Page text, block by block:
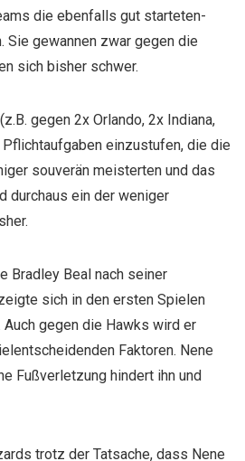
die ebenfalls gut starteten-
Sie gewannen zwar gegen die
sich bisher schwer.
gegen 2x Orlando, 2x Indiana,
einzustufen, die die
souverän meisterten und das
durchaus ein der weniger
Bradley Beal nach seiner
sich in den ersten Spielen
gegen die Hawks wird er
Faktoren. Nene
Fußverletzung hindert ihn und
trotz der Tatsache, dass Nene